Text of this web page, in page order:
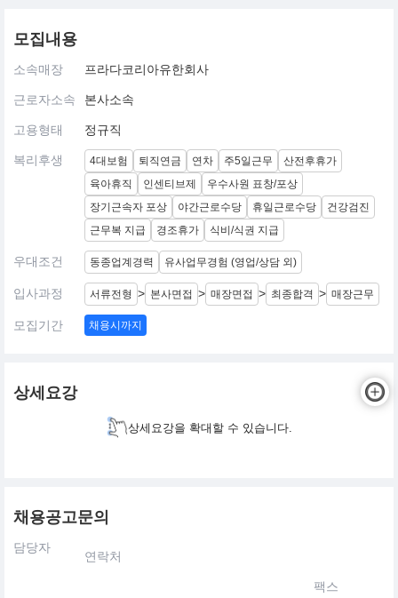
모집내용
소속매장 프라다코리아유한회사
근로자소속 본사소속
고용형태 정규직
복리후생 4대보험 퇴직연금 연차 주5일근무
산전후휴가
육아휴직
인센티브제
우수사원 표창/포상
장기근속자 포상
야간근로수당 휴일근로수당
건강검진
근무복 지급
경조휴가 식비/식권 지급
우대조건 동종업계경력 유사업무경험 (영업/상담 외)
입사과정 서류전형 > 본사면접 > 매장면접 > 최종합격 > 매장근무
모집기간 채용시까지
상세요강
상세요강을 확대할 수 있습니다.
채용공고문의
담당자
연락처
팩스